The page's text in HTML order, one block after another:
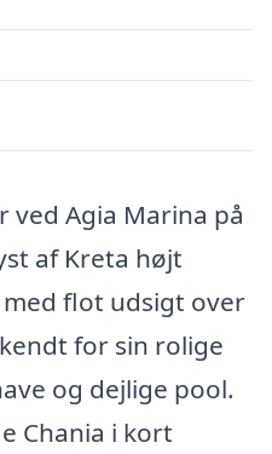
ved Agia Marina på
af Kreta højt
flot udsigt over
for sin rolige
og dejlige pool.
Chania i kort